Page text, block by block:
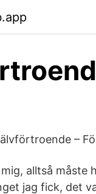
–
alltså måste
jag fick, det